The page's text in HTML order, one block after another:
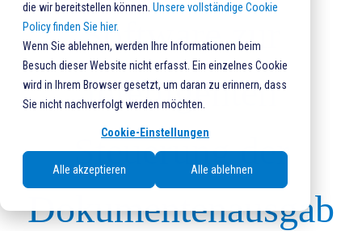
die wir bereitstellen können. Unsere vollständige Cookie
Policy finden Sie hier.
Wenn Sie ablehnen, werden Ihre Informationen beim
Besuch dieser Website nicht erfasst. Ein einzelnes Cookie
wird in Ihrem Browser gesetzt, um daran zu erinnern, dass
Sie nicht nachverfolgt werden möchten.
Cookie-Einstellungen
Alle akzeptieren Alle ablehnen
Software zur
intelligenten
Steuerung der
Dokumentenausgab